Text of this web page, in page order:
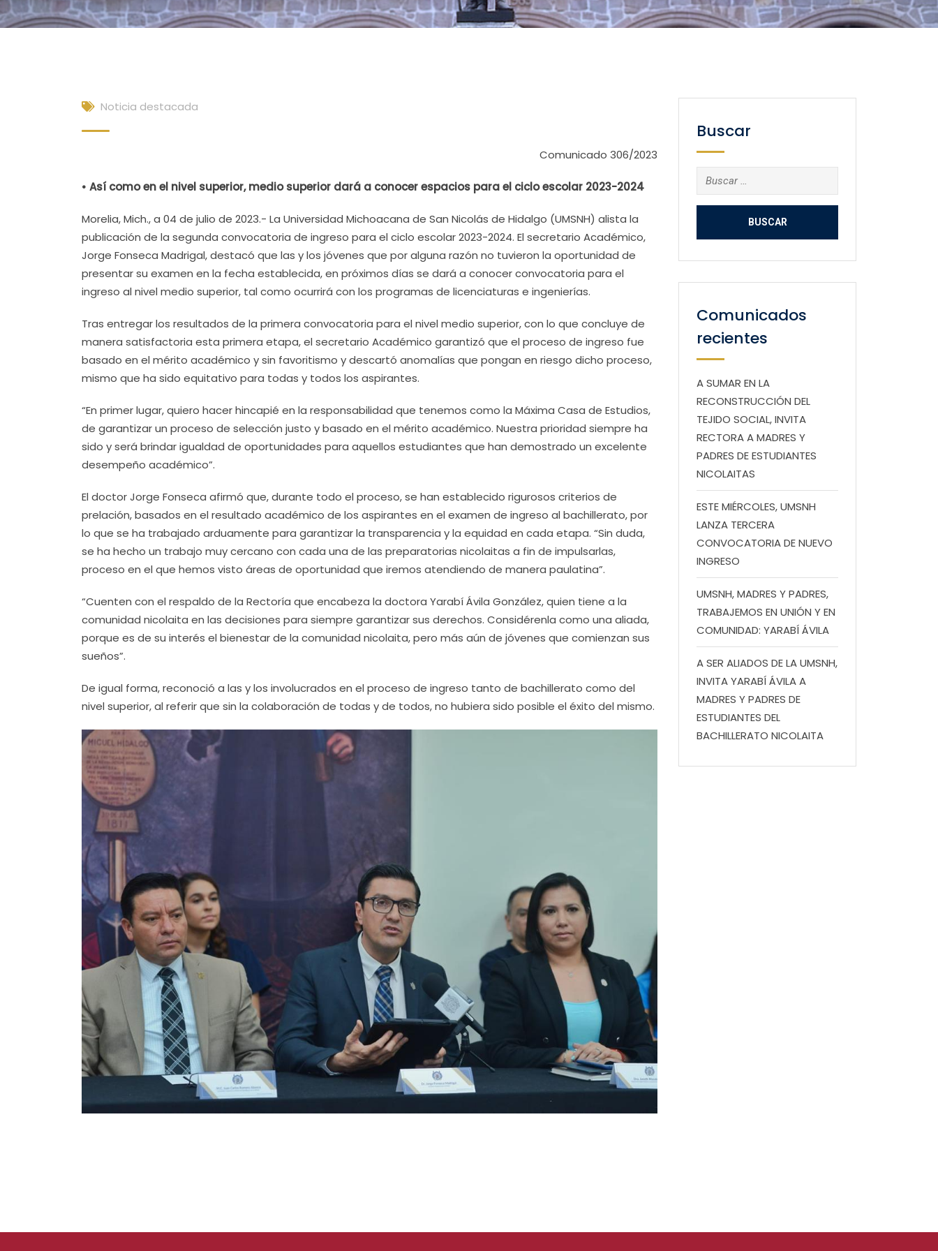
Noticia destacada
Comunicado 306/2023
• Así como en el nivel superior, medio superior dará a conocer espacios para el ciclo escolar 2023-2024
Morelia, Mich., a 04 de julio de 2023.- La Universidad Michoacana de San Nicolás de Hidalgo (UMSNH) alista la
publicación de la segunda convocatoria de ingreso para el ciclo escolar 2023-2024. El secretario Académico,
Jorge Fonseca Madrigal, destacó que las y los jóvenes que por alguna razón no tuvieron la oportunidad de
presentar su examen en la fecha establecida, en próximos días se dará a conocer convocatoria para el
ingreso al nivel medio superior, tal como ocurrirá con los programas de licenciaturas e ingenierías.
Tras entregar los resultados de la primera convocatoria para el nivel medio superior, con lo que concluye de
manera satisfactoria esta primera etapa, el secretario Académico garantizó que el proceso de ingreso fue
basado en el mérito académico y sin favoritismo y descartó anomalías que pongan en riesgo dicho proceso,
mismo que ha sido equitativo para todas y todos los aspirantes.
“En primer lugar, quiero hacer hincapié en la responsabilidad que tenemos como la Máxima Casa de Estudios,
de garantizar un proceso de selección justo y basado en el mérito académico. Nuestra prioridad siempre ha
sido y será brindar igualdad de oportunidades para aquellos estudiantes que han demostrado un excelente
desempeño académico”.
El doctor Jorge Fonseca afirmó que, durante todo el proceso, se han establecido rigurosos criterios de
prelación, basados en el resultado académico de los aspirantes en el examen de ingreso al bachillerato, por
lo que se ha trabajado arduamente para garantizar la transparencia y la equidad en cada etapa. “Sin duda,
se ha hecho un trabajo muy cercano con cada una de las preparatorias nicolaitas a fin de impulsarlas,
proceso en el que hemos visto áreas de oportunidad que iremos atendiendo de manera paulatina”.
“Cuenten con el respaldo de la Rectoría que encabeza la doctora Yarabí Ávila González, quien tiene a la
comunidad nicolaita en las decisiones para siempre garantizar sus derechos. Considérenla como una aliada,
porque es de su interés el bienestar de la comunidad nicolaita, pero más aún de jóvenes que comienzan sus
sueños”.
De igual forma, reconoció a las y los involucrados en el proceso de ingreso tanto de bachillerato como del
nivel superior, al referir que sin la colaboración de todas y de todos, no hubiera sido posible el éxito del mismo.
Buscar
Buscar:
Comunicados
recientes
A SUMAR EN LA
RECONSTRUCCIÓN DEL
TEJIDO SOCIAL, INVITA
RECTORA A MADRES Y
PADRES DE ESTUDIANTES
NICOLAITAS
ESTE MIÉRCOLES, UMSNH
LANZA TERCERA
CONVOCATORIA DE NUEVO
INGRESO
UMSNH, MADRES Y PADRES,
TRABAJEMOS EN UNIÓN Y EN
COMUNIDAD: YARABÍ ÁVILA
A SER ALIADOS DE LA UMSNH,
INVITA YARABÍ ÁVILA A
MADRES Y PADRES DE
ESTUDIANTES DEL
BACHILLERATO NICOLAITA